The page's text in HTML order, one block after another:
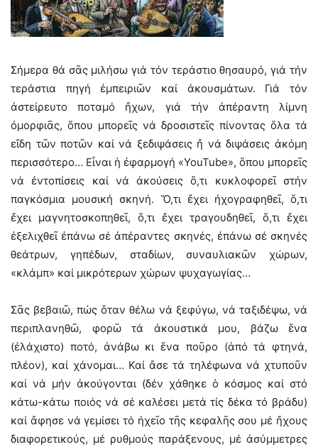
Σήμερα θά σᾶς μιλήσω γιά τόν τεράστιο θησαυρό, γιά τήν
τεράστια πηγή ἐμπειριῶν καί ἀκουσμάτων. Γιά τόν
ἀστείρευτο ποταμό ἤχων, γιά τήν ἀπέραντη λίμνη
ὀμορφιᾶς, ὅπου μπορεῖς νά δροσιστεῖς πίνοντας ὅλα τά
εἴδη τῶν ποτῶν καί νά ξεδιψάσεις ἤ νά διψάσεις ἀκόμη
περισσότερο… Εἶναι ἡ ἐφαρμογή «YouTube», ὅπου μπορεῖς
νά ἐντοπίσεις καί νά ἀκούσεις ὅ,τι κυκλοφορεῖ στήν
παγκόσμια μουσική σκηνή. Ὅ,τι ἔχει ἠχογραφηθεῖ, ὅ,τι
ἔχει μαγνητοσκοπηθεῖ, ὅ,τι ἔχει τραγουδηθεῖ, ὅ,τι ἔχει
ἐξελιχθεῖ ἐπάνω σέ ἀπέραντες σκηνές, ἐπάνω σέ σκηνές
θεάτρων, γηπέδων, σταδίων, συναυλιακῶν χώρων,
«κλάμπ» καί μικρότερων χώρων ψυχαγωγίας…
Σᾶς βεβαιῶ, πώς ὅταν θέλω νά ξεφύγω, νά ταξιδέψω, νά
περιπλανηθῶ, φορῶ τά ἀκουστικά μου, βάζω ἕνα
(ἐλάχιστο) ποτό, ἀνάβω κι ἕνα ποῦρο (ἀπό τά φτηνά,
πλέον), καί χάνομαι… Καί ἄσε τά τηλέφωνα νά χτυποῦν
καί νά μήν ἀκούγονται (δέν χάθηκε ὁ κόσμος καί στό
κάτω-κάτω ποιός νά σέ καλέσει μετά τίς δέκα τό βράδυ)
καί ἄφησε νά γεμίσει τό ἠχεῖο τῆς κεφαλῆς σου μέ ἤχους
διαφορετικούς, μέ ρυθμούς παράξενους, μέ ἀσύμμετρες